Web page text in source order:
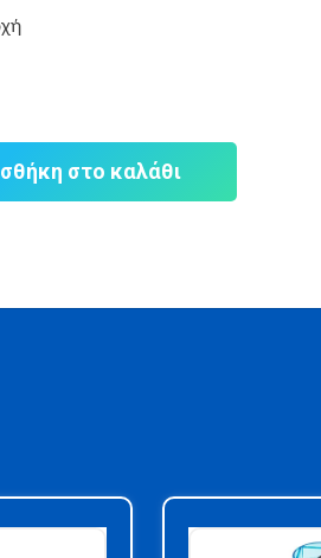
στο καλάθι